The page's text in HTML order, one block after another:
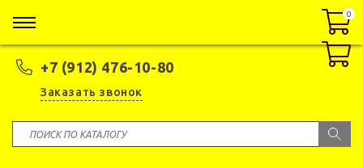
+7 (912) 476-10-80
Заказать звонок
0
0